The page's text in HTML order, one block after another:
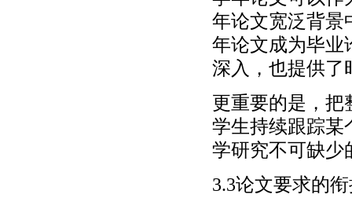
年论文宽泛背景
年论文成为毕业
深入，也提供了
更重要的是，把
学生持续跟踪某
学研究不可缺少
3.3论文要求的